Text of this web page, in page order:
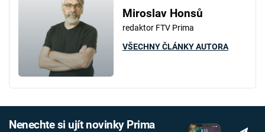
Miroslav Honsů
redaktor FTV Prima
VŠECHNY ČLÁNKY AUTORA
Nenechte si ujít novinky Prima